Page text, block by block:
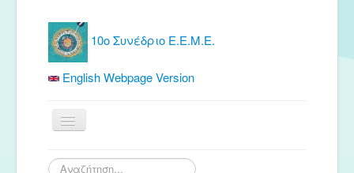
10ο Συνέδριο Ε.Ε.Μ.Ε.
English Webpage Version
Αρχική
Αναζήτηση...